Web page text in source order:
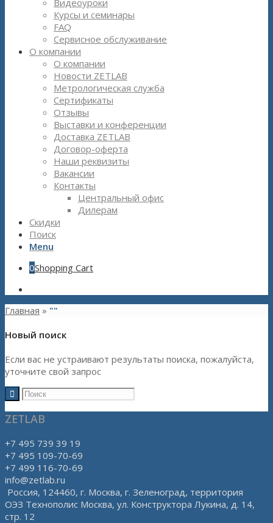
Видеоуроки
Курсы и семинары
FAQ
Сервисное обслуживание
О компании
О компании
Новости ZETLAB
Метрологическая служба
Сертификаты
Отзывы
Выставки и конференции
Доставка ZETLAB
Договор-оферта
Наши реквизиты
Вакансии
Контакты
Центральный офис
Дилерам
Скидки
Поиск
Menu
0Shopping Cart
Главная » ""
Новый поиск
Если вас не устраивают результаты поиска, пожалуйста,
уточните свой запрос
ZETLAB
+7 495 739 39 19
+7 495 109-70-69
+7 499 116-70-69
info@zetlab.ru
Россия, 124460, г. Москва, г. Зеленоград, территория
ОЭЗ Технополис Москва, ул. Конструктора Лукина, д. 14,
стр. 12